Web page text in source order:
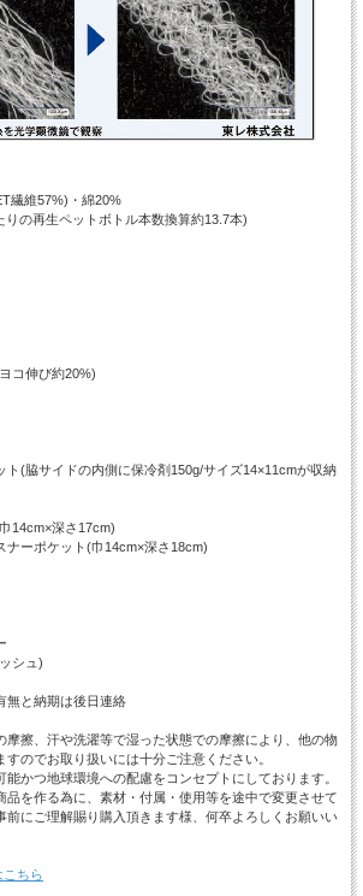
繊維57%)・綿20%
りの再生ペットボトル本数換算約13.7本)
コ伸び約20%)
ト(脇サイドの内側に保冷剤150g/サイズ14×11cmが収納
14cm×深さ17cm)
ナーポケット(巾14cm×深さ18cm)
シュ)
無と納期は後日連絡
擦、汗や洗濯等で湿った状態での摩擦により、他の物
のでお取り扱いには十分ご注意ください。
かつ地球環境への配慮をコンセプトにしております。
品を作る為に、素材・付属・使用等を途中で変更させて
前にご理解賜り購入頂きます様、何卒よろしくお願いい
ちら